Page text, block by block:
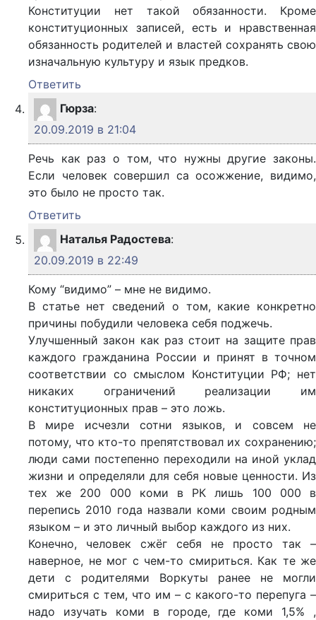
Конституции нет такой обязанности. Кроме
конституционных записей, есть и нравственная
обязанность родителей и властей сохранять свою
изначальную культуру и язык предков.
Ответить
Гюрза:
20.09.2019 в 21:04
Речь как раз о том, что нужны другие законы.
Если человек совершил са осожжение, видимо,
это было не просто так.
Ответить
Наталья Радостева:
20.09.2019 в 22:49
Кому “видимо” – мне не видимо.
В статье нет сведений о том, какие конкретно
причины побудили человека себя поджечь.
Улучшенный закон как раз стоит на защите прав
каждого гражданина России и принят в точном
соответствии со смыслом Конституции РФ; нет
никаких ограничений реализации им
конституционных прав – это ложь.
В мире исчезли сотни языков, и совсем не
потому, что кто-то препятствовал их сохранению;
люди сами постепенно переходили на иной уклад
жизни и определяли для себя новые ценности. Из
тех же 200 000 коми в РК лишь 100 000 в
перепись 2010 года назвали коми своим родным
языком – и это личный выбор каждого из них.
Конечно, человек сжёг себя не просто так –
наверное, не мог с чем-то смириться. Как те же
дети с родителями Воркуты ранее не могли
смириться с тем, что им – с какого-то перепуга –
надо изучать коми в городе, где коми 1,5% ,